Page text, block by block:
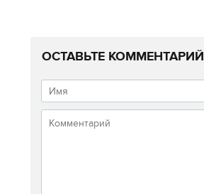
ОСТАВЬТЕ КОММЕНТАРИЙ